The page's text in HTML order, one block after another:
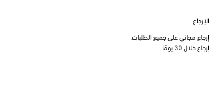
الإرجاع
إرجاع مجاني على جميع الطلبات.
إرجاع خلال 30 يومًا